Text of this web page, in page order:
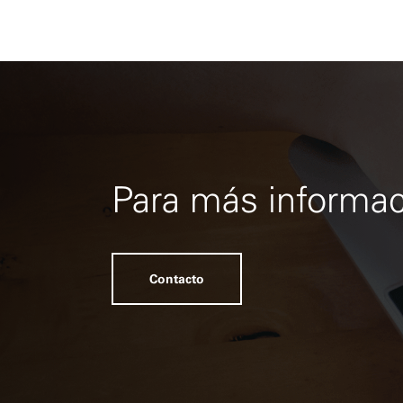
Para más
Contacto